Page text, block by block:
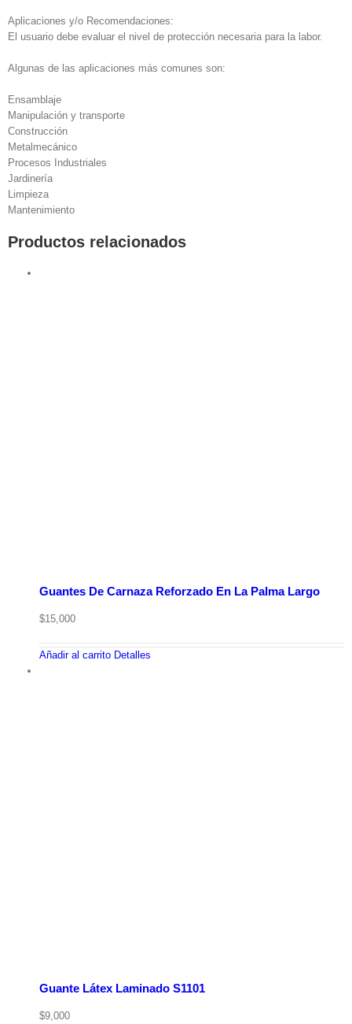
Aplicaciones y/o Recomendaciones:
El usuario debe evaluar el nivel de protección necesaria para la labor.
Algunas de las aplicaciones más comunes son:
Ensamblaje
Manipulación y transporte
Construcción
Metalmecánico
Procesos Industriales
Jardinería
Limpieza
Mantenimiento
Productos relacionados
Guantes De Carnaza Reforzado En La Palma Largo
$15,000
Añadir al carrito Detalles
Guante Látex Laminado S1101
$9,000